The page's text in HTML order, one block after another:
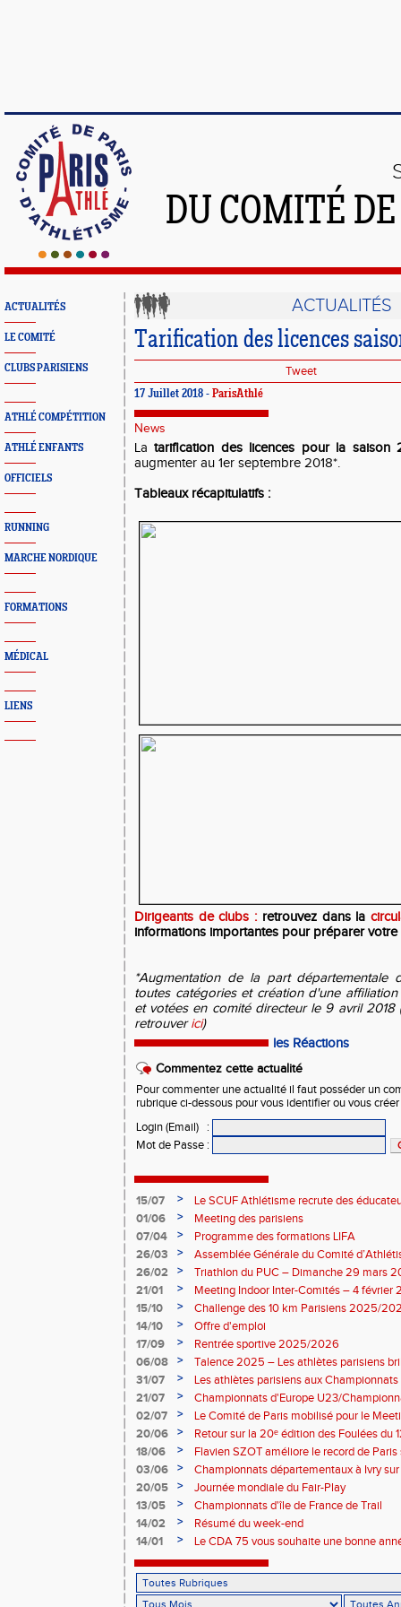
DU COMITÉ
ACTUALITÉS
LE COMITÉ
CLUBS PARISIENS
ATHLÉ COMPÉTITION
ATHLÉ ENFANTS
OFFICIELS
RUNNING
MARCHE NORDIQUE
FORMATIONS
MÉDICAL
LIENS
ACTUALITÉS
Tarification des licences
Tweet
17 Juillet 2018 - ParisAthlé
News
Latarification des licences pour la saison
augmenter au 1er septembre 2018*.
Tableaux récapitulatifs :
Dirigeants de clubs : retrouvez dans la
informations importantes pour préparer votre
*Augmentation de la part départementale
toutes catégories et création d'une
et votées en comité directeur le 9 avril
retrouverici)
les Réactions
Commentez cette actualité
Pour commenter une actualité il faut posséder un
rubrique ci-dessous pour vous identifier ou vous
Login (Email)
:
Mot de Passe :
15/07 >
Le SCUF Athlétisme recrute des
2026-2027 !
01/06 >
Meeting des parisiens
07/04
>
Programme des formations LIFA
26/03
>
Assemblée Générale du Comité
26/02
>
Triathlon du PUC – Dimanche 29 mars
21/01
>
Meeting Indoor Inter-Comités – 4 février
15/10
>
Challenge des 10 km Parisiens 2025/
14/10
>
Offre d'emploi
17/09
>
Rentrée sportive 2025/2026
06/08
>
Talence 2025 – Les athlètes parisiens
de France Élite
31/07 >
Les athlètes parisiens aux
21/07
>
Championnats d'Europe U23/
02/07
>
Le Comité de Paris mobilisé pour le
20/06
>
Retour sur la 20ᵉ édition des Foulées du
18/06
>
Flavien SZOT améliore le record de Paris
03/06
>
Championnats départementaux à Ivry
20/05
>
Journée mondiale du Fair-Play
13/05
>
Championnats d'île de France de Trail
14/02
>
Résumé du week-end
14/01
> Le CDA 75 vous souhaite une bonne